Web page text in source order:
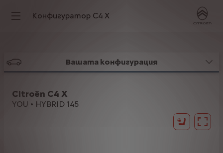
Конфигуратор C4 X
Вашата конфигурация
Citroën C4 X
YOU • HYBRID 145